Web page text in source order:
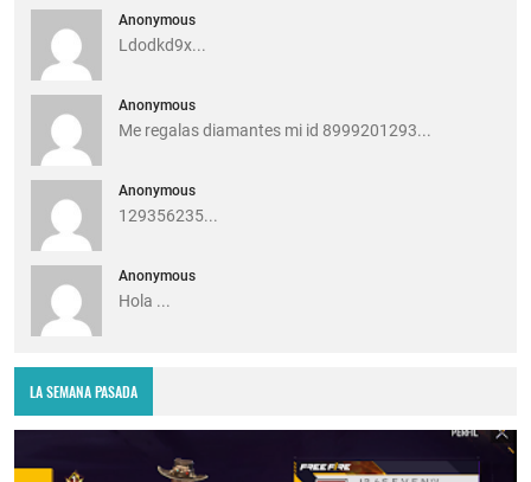
Anonymous
Ldodkd9x...
Anonymous
Me regalas diamantes mi id 8999201293...
Anonymous
129356235...
Anonymous
Hola ...
LA SEMANA PASADA